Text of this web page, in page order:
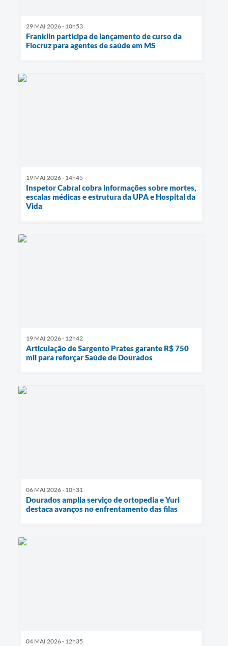
29 MAI 2026 - 10h53
Franklin participa de lançamento de curso da
Fiocruz para agentes de saúde em MS
19 MAI 2026 - 14h45
Inspetor Cabral cobra informações sobre mortes,
escalas médicas e estrutura da UPA e Hospital da
Vida
19 MAI 2026 - 12h42
Articulação de Sargento Prates garante R$ 750
mil para reforçar Saúde de Dourados
06 MAI 2026 - 10h31
Dourados amplia serviço de ortopedia e Yuri
destaca avanços no enfrentamento das filas
04 MAI 2026 - 12h35